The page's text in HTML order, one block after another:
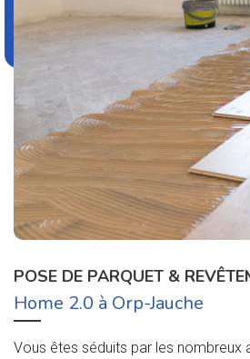
POSE DE PARQUET &
Home 2.0 à Orp-Jauche
Vous êtes séduits par les nombreux